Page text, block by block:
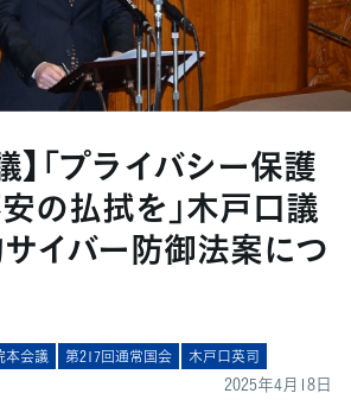
】「プライバシー保護
の払拭を」木戸口議
イバー防御法案につ
本会議 第217回通常国会 木戸口英司
2025年4月18日